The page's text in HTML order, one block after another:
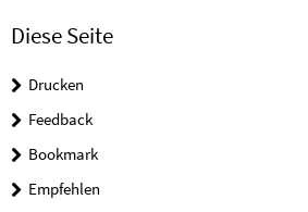
Diese Seite
Drucken
Feedback
Bookmark
Empfehlen